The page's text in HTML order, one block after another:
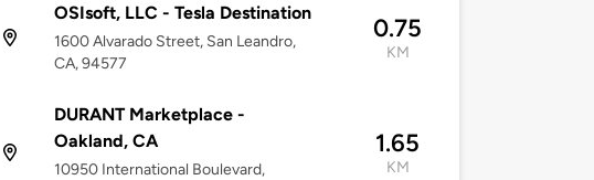
OSIsoft, LLC - Tesla Destination
1600 Alvarado Street, San Leandro,
CA, 94577
0.75
KM
DURANT Marketplace -
Oakland, CA
10950 International Boulevard,
1.65
KM